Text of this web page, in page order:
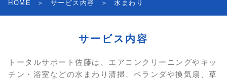
HOME サービス内容 水まわり
サービス内容
トータルサポート佐藤は、エアコンクリーニングやキッ
チン・浴室などの水まわり清掃、ベランダや換気扇、草